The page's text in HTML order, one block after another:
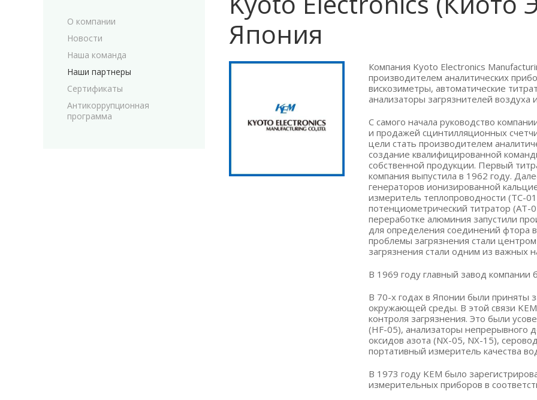
О компании
Новости
Наша команда
Наши партнеры
Сертификаты
Антикоррупционная
программа
Япония
Компания Kyoto Electronics
производителем аналитических
вискозиметры, автоматические
анализаторы загрязнителей воздуха
С самого начала руководство
и продажей сцинтилляционных
цели стать производителем
создание квалифицированной
собственной продукции. Первый
компания выпустила в 1962 году.
генераторов ионизированной
измеритель теплопроводности (ТС-
потенциометрический титратор
переработке алюминия запустили
для определения соединений фтора
проблемы загрязнения стали
загрязнения стали одним из важных
В 1969 году главный завод
В 70-х годах в Японии были
окружающей среды. В этой связи
контроля загрязнения. Это были
(HF-05), анализаторы непрерывного
оксидов азота (NX-05, NX-15),
портативный измеритель качества
В 1973 году KEM было
измерительных приборов в